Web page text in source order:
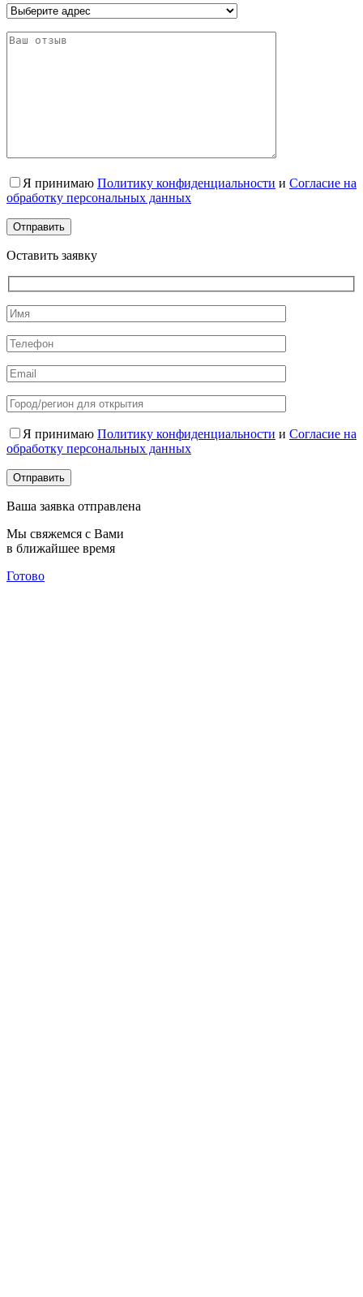
Я принимаю Политику конфиденциальности и Согласие на
обработку персональных данных
Оставить заявку
Я принимаю Политику конфиденциальности и Согласие на
обработку персональных данных
Ваша заявка отправлена
Мы свяжемся с Вами
в ближайшее время
Готово